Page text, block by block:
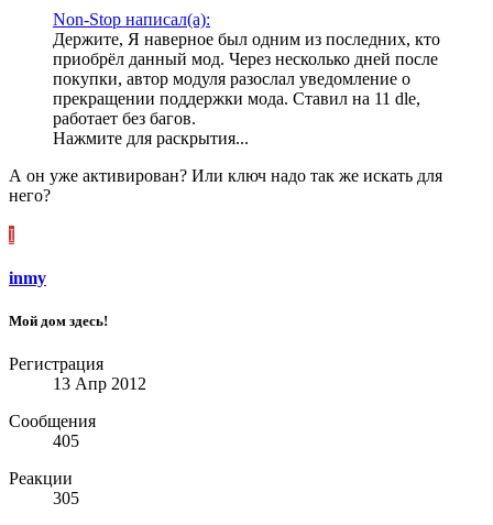
Non-Stop написал(а):
Держите, Я наверное был одним из последних, кто
приобрёл данный мод. Через несколько дней после
покупки, автор модуля разослал уведомление о
прекращении поддержки мода. Ставил на 11 dle,
работает без багов.
Нажмите для раскрытия...
А он уже активирован? Или ключ надо так же искать для
него?
I
inmy
Мой дом здесь!
Регистрация
13 Апр 2012
Сообщения
405
Реакции
305